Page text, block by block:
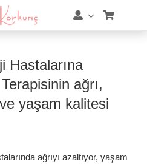
Hastalarına
ağrı,
yaşam kalitesi
ağrıyı azaltıyor, yaşam